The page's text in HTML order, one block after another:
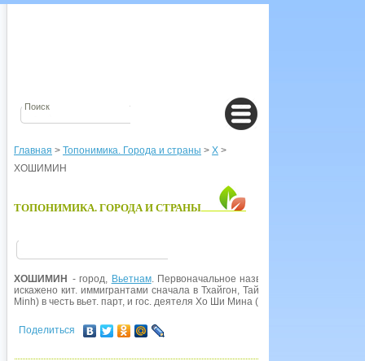
Главная > Топонимика. Города и страны > Х >
ХОШИМИН
ТОПОНИМИКА. ГОРОДА И СТРАНЫ
ХОШИМИН - город, Вьетнам. Первоначальное название Денгон (от
искажено кит. иммигрантами сначала в Тхайгон, Тайгон, затем
Minh) в честь вьет. парт, и гос. деятеля Хо Ши Мина (1890-1969).
Поделиться